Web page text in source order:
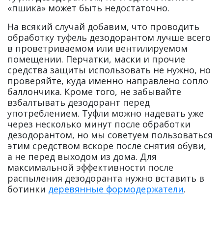
«пшика» может быть недостаточно.
На всякий случай добавим, что проводить
обработку туфель дезодорантом лучше всего
в проветриваемом или вентилируемом
помещении. Перчатки, маски и прочие
средства защиты использовать не нужно, но
проверяйте, куда именно направлено сопло
баллончика. Кроме того, не забывайте
взбалтывать дезодорант перед
употреблением. Туфли можно надевать уже
через несколько минут после обработки
дезодорантом, но мы советуем пользоваться
этим средством вскоре после снятия обуви,
а не перед выходом из дома. Для
максимальной эффективности после
распыления дезодоранта нужно вставить в
ботинки деревянные формодержатели.